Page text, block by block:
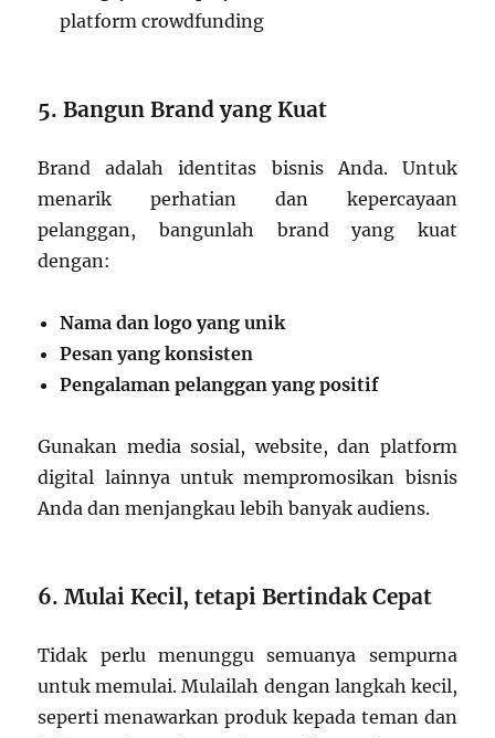
platform crowdfunding
5. Bangun Brand yang Kuat
Brand adalah identitas bisnis Anda. Untuk
menarik perhatian dan kepercayaan
pelanggan, bangunlah brand yang kuat
dengan:
Nama dan logo yang unik
Pesan yang konsisten
Pengalaman pelanggan yang positif
Gunakan media sosial, website, dan platform
digital lainnya untuk mempromosikan bisnis
Anda dan menjangkau lebih banyak audiens.
6. Mulai Kecil, tetapi Bertindak Cepat
Tidak perlu menunggu semuanya sempurna
untuk memulai. Mulailah dengan langkah kecil,
seperti menawarkan produk kepada teman dan